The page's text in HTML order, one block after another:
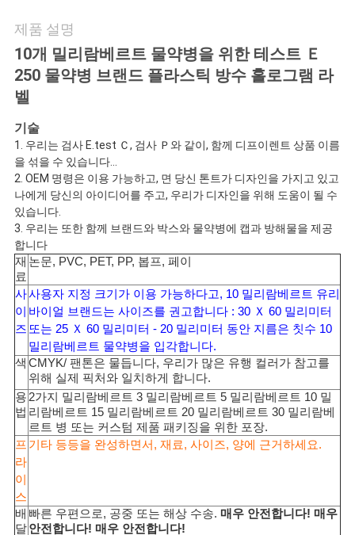
뉴
스
경
우
사
이
트
맵
PRIVACY
POLICY
제품 설명
10개 밀리람베르트 물약병을 위한 테스트 Ｅ
250 물약병 브랜드 플라스틱 방수 홀로그램 라
벨
기술
1. 우리는 검사 E.test Ｃ, 검사 Ｐ와 같이, 함께 디프이렌트 상품 이름
을 섞을 수 있습니다...
2. OEM 명령은 이용 가능하고, 면 당신 톤트가 디자인을 가지고 있고
나에게 당신의 아이디어를 주고, 우리가 디자인을 위해 도움이 될 수
있습니다.
3. 우리는 또한 함께 브랜드와 박스와 물약병에 캡과 방해물을 제공
합니다
재
료
논문, PVC, PET, PP, 봅프, 페이
사
이
즈
사용자 지정 크기가 이용 가능하다고, 10 밀리람베르트 유리
바이얼 브랜드는 사이즈를 권고합니다 : 30 Ｘ 60 밀리미터
또는 25 Ｘ 60 밀리미터 - 20 밀리미터 동안 지름은 칫수 10
밀리람베르트 물약병을 입각합니다.
색 CMYK/ 팬톤은 물듭니다, 우리가 많은 유행 컬러가 참고를
위해 실제 픽처와 일치하게 합니다.
용
법
2가지 밀리람베르트 3 밀리람베르트 5 밀리람베르트 10 밀
리람베르트 15 밀리람베르트 20 밀리람베르트 30 밀리람베
르트 병 또는 커스텀 제품 패키징을 위한 포장.
프
라
이
스
기타 등등을 완성하면서, 재료, 사이즈, 양에 근거하세요.
배
달
빠른 우편으로, 공중 또는 해상 수송. 매우 안전합니다! 매우
안전합니다! 매우 안전합니다!